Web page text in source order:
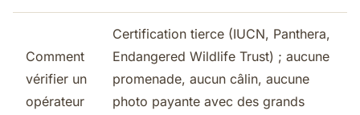
Comment
vérifier un
opérateur
Certification tierce (IUCN, Panthera,
Endangered Wildlife Trust) ; aucune
promenade, aucun câlin, aucune
photo payante avec des grands